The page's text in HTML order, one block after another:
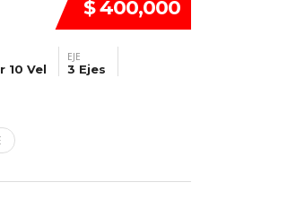
$ 400,000
10 Vel
EJE
3 Ejes